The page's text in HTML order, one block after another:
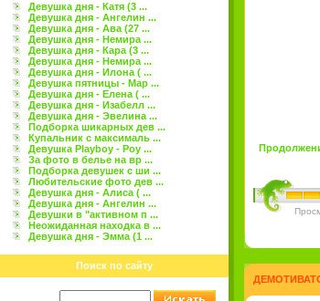
Девушка дня - Катя (3 ...
Девушка дня - Ангелин ...
Девушка дня - Ава (27 ...
Девушка дня - Немира ...
Девушка дня - Кара (3 ...
Девушка дня - Немира ...
Девушка дня - Илона ( ...
Девушка пятницы - Мар ...
Девушка дня - Елена ( ...
Девушка дня - Изабелл ...
Девушка дня - Эвелина ...
Подборка шикарных дев ...
Купальник с максималь ...
Девушка Playboy - Роу ...
За фото в белье на вр ...
Подборка девушек с ши ...
Любительские фото дев ...
Девушка дня - Алиса ( ...
Девушка дня - Ангелин ...
Девушки в "активном п ...
Неожиданная находка в ...
Девушка дня - Эмма (1 ...
Поиск по сайту